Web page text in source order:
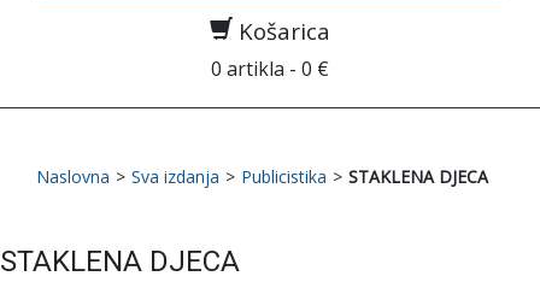
Košarica
0 artikla - 0 €
Naslovna > Sva izdanja > Publicistika > STAKLENA DJECA
STAKLENA DJECA